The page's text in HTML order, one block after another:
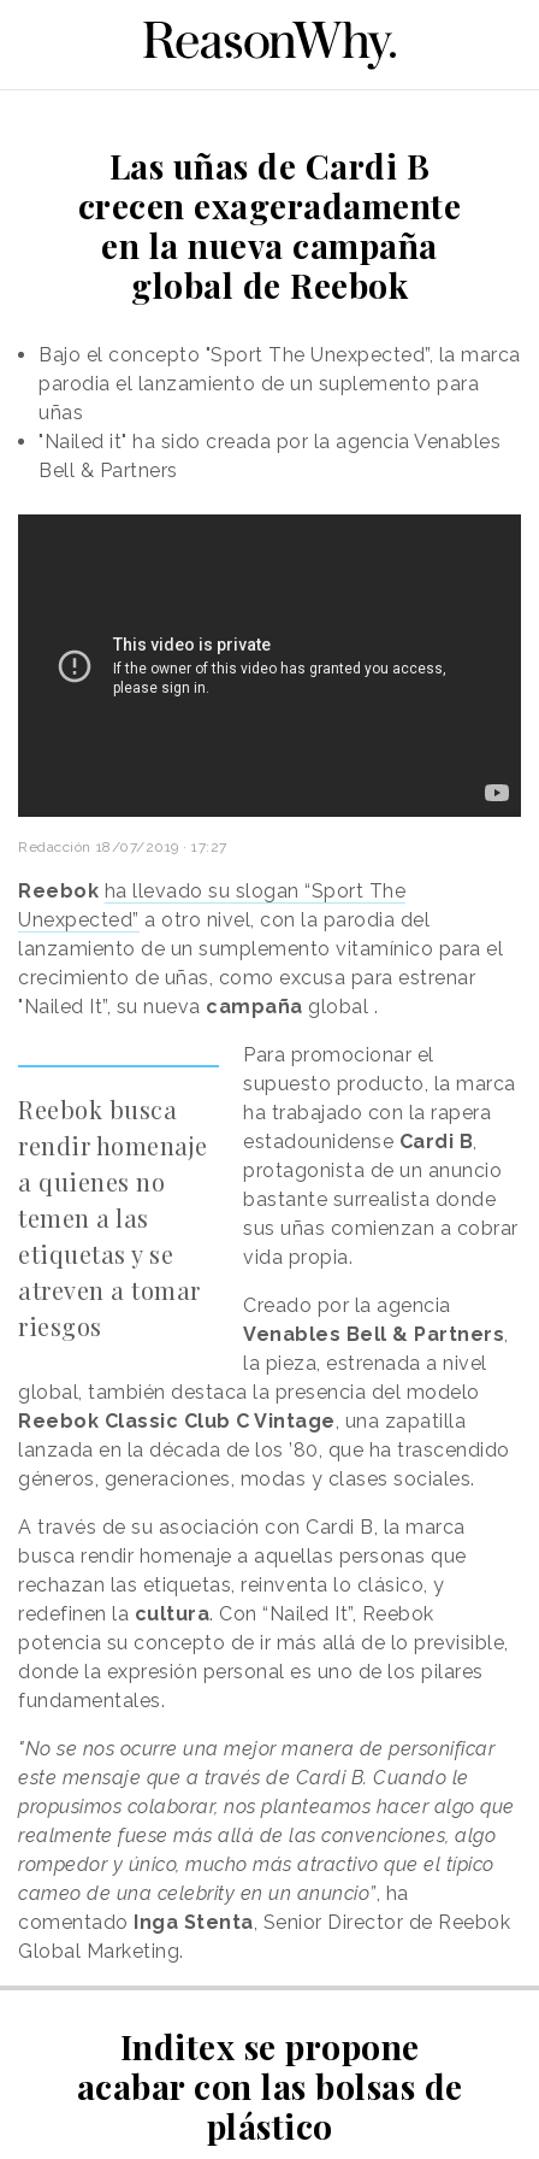
Las uñas de Cardi B
crecen exageradamente
en la nueva campaña
global de Reebok
Bajo el concepto "Sport The Unexpected”, la marca
parodia el lanzamiento de un suplemento para
uñas
"Nailed it" ha sido creada por la agencia Venables
Bell & Partners
Redacción 18/07/2019 · 17:27
Reebok ha llevado su slogan “Sport The
Unexpected” a otro nivel, con la parodia del
lanzamiento de un sumplemento vitamínico para el
crecimiento de uñas, como excusa para estrenar
"Nailed It”, su nueva campaña global .
Reebok busca
rendir homenaje
a quienes no
temen a las
etiquetas y se
atreven a tomar
riesgos
Para promocionar el
supuesto producto, la marca
ha trabajado con la rapera
estadounidense Cardi B,
protagonista de un anuncio
bastante surrealista donde
sus uñas comienzan a cobrar
vida propia.
Creado por la agencia
Venables Bell & Partners,
la pieza, estrenada a nivel
global, también destaca la presencia del modelo
Reebok Classic Club C Vintage, una zapatilla
lanzada en la década de los ’80, que ha trascendido
géneros, generaciones, modas y clases sociales.
A través de su asociación con Cardi B, la marca
busca rendir homenaje a aquellas personas que
rechazan las etiquetas, reinventa lo clásico, y
redefinen la cultura. Con “Nailed It”, Reebok
potencia su concepto de ir más allá de lo previsible,
donde la expresión personal es uno de los pilares
fundamentales.
"No se nos ocurre una mejor manera de personificar
este mensaje que a través de Cardi B. Cuando le
propusimos colaborar, nos planteamos hacer algo que
realmente fuese más allá de las convenciones, algo
rompedor y único, mucho más atractivo que el típico
cameo de una celebrity en un anuncio”, ha
comentado Inga Stenta, Senior Director de Reebok
Global Marketing.
Inditex se propone
acabar con las bolsas de
plástico